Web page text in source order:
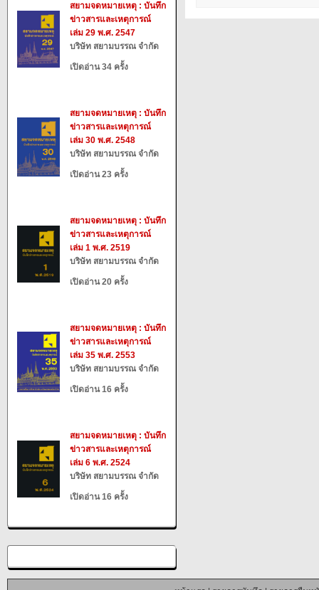
สยามจดหมายเหตุ : บันทึก
ข่าวสารและเหตุการณ์
เล่ม 29 พ.ศ. 2547
บริษัท สยามบรรณ จำกัด
เปิดอ่าน 34 ครั้ง
สยามจดหมายเหตุ : บันทึก
ข่าวสารและเหตุการณ์
เล่ม 30 พ.ศ. 2548
บริษัท สยามบรรณ จำกัด
เปิดอ่าน 23 ครั้ง
สยามจดหมายเหตุ : บันทึก
ข่าวสารและเหตุการณ์
เล่ม 1 พ.ศ. 2519
บริษัท สยามบรรณ จำกัด
เปิดอ่าน 20 ครั้ง
สยามจดหมายเหตุ : บันทึก
ข่าวสารและเหตุการณ์
เล่ม 35 พ.ศ. 2553
บริษัท สยามบรรณ จำกัด
เปิดอ่าน 16 ครั้ง
สยามจดหมายเหตุ : บันทึก
ข่าวสารและเหตุการณ์
เล่ม 6 พ.ศ. 2524
บริษัท สยามบรรณ จำกัด
เปิดอ่าน 16 ครั้ง